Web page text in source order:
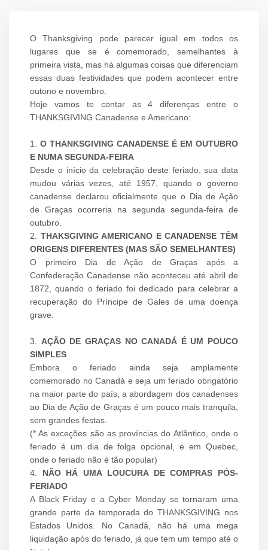
O Thanksgiving pode parecer igual em todos os
lugares que se é comemorado, semelhantes à
primeira vista, mas há algumas coisas que diferenciam
essas duas festividades que podem acontecer entre
outono e novembro.
Hoje vamos te contar as 4 diferenças entre o
THANKSGIVING Canadense e Americano:
1. O THANKSGIVING CANADENSE É EM OUTUBRO
E NUMA SEGUNDA-FEIRA
Desde o início da celebração deste feriado, sua data
mudou várias vezes, até 1957, quando o governo
canadense declarou oficialmente que o Dia de Ação
de Graças ocorreria na segunda segunda-feira de
outubro.
2. THAKSGIVING AMERICANO E CANADENSE TÊM
ORIGENS DIFERENTES (MAS SÃO SEMELHANTES)
O primeiro Dia de Ação de Graças após a
Confederação Canadense não aconteceu até abril de
1872, quando o feriado foi dedicado para celebrar a
recuperação do Príncipe de Gales de uma doença
grave.
3. AÇÃO DE GRAÇAS NO CANADÁ É UM POUCO
SIMPLES
Embora o feriado ainda seja amplamente
comemorado no Canadá e seja um feriado obrigatório
na maior parte do país, a abordagem dos canadenses
ao Dia de Ação de Graças é um pouco mais tranquila,
sem grandes festas.
(* As exceções são as províncias do Atlântico, onde o
feriado é um dia de folga opcional, e em Quebec,
onde o feriado não é tão popular)
4.
NÃO HÁ UMA LOUCURA DE COMPRAS PÓS-
FERIADO
A Black Friday e a Cyber ​​Monday se tornaram uma
grande parte da temporada do THANKSGIVING nos
Estados Unidos. No Canadá, não há uma mega
liquidação após do feriado, já que tem um tempo até o